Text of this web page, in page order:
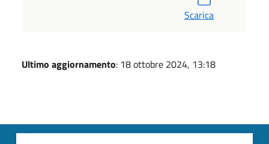
Scarica
Ultimo aggiornamento: 18 ottobre 2024, 13:18